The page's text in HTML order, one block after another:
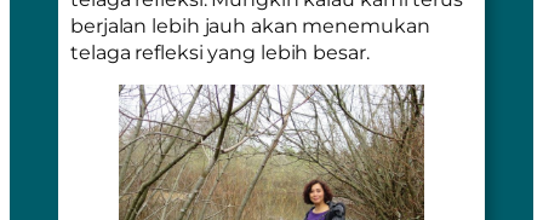
berjalan lebih jauh akan menemukan
telaga refleksi yang lebih besar.